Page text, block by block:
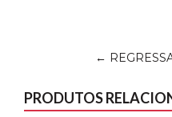
←
PRODUTOS